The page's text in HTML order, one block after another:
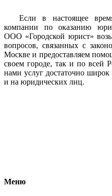
Если в настоящее
компании по оказанию
ООО «Городской юрист»
вопросов, связанных с
Москве и предоставляем
своем городе, так и по всей
нами услуг достаточно
и на юридических лиц.
Меню